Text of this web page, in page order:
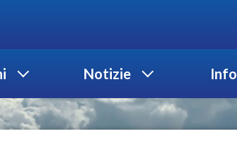
Notizie Info